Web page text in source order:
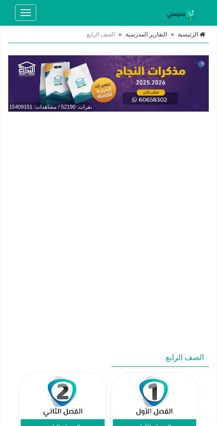
Toggle
الرئيسية » التقارير المدرسية » الصف الرابع
نقرات: 52190 / مشاهدات: 15409151
الصف الرابع